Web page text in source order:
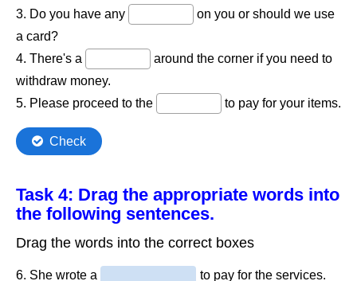
Task 4: Drag the appropriate words into
the following sentences.